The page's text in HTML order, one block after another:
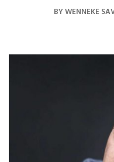
BYWENNEKE